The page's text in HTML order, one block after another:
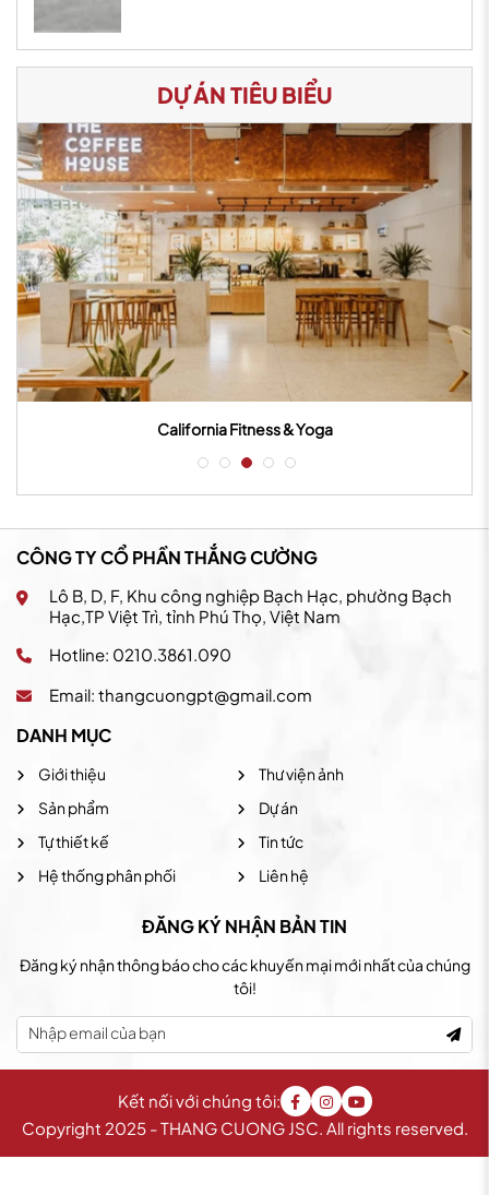
DỰ ÁN TIÊU BIỂU
California Fitness & Yoga
CÔNG TY CỔ PHẦN THẮNG CƯỜNG
Lô B, D, F, Khu công nghiệp Bạch Hạc, phường Bạch
Hạc,TP Việt Trì, tỉnh Phú Thọ, Việt Nam
Hotline: 0210.3861.090
Email: thangcuongpt@gmail.com
DANH MỤC
Giới thiệu
Sản phẩm
Tự thiết kế
Hệ thống phân phối
Thư viện ảnh
Dự án
Tin tức
Liên hệ
ĐĂNG KÝ NHẬN BẢN TIN
Đăng ký nhận thông báo cho các khuyến mại mới nhất của chúng
tôi!
Copyright 2025 - THANG CUONG JSC. All rights reserved.
Kết nối với chúng tôi: